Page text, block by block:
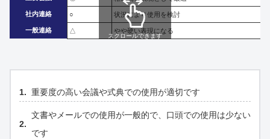
社内連絡 ○ 状況により使用を検討
一般連絡 △ やや硬い表現になる
スクロールできます
重要度の高い会議や式典での使用が適切です
文書やメールでの使用が一般的で、口頭での使用は少ない
です